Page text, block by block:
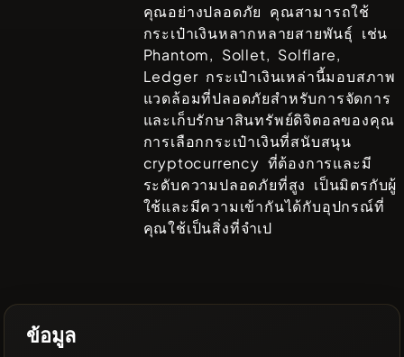
คุณอย่างปลอดภัย คุณสามารถใช้
กระเป๋าเงินหลากหลายสายพันธ์ุ เช่น
Phantom, Sollet, Solflare,
Ledgerกระเป๋าเงินเหล่านี้มอบสภาพ
แวดล้อมที่ปลอดภัยสำหรับการจัดการ
และเก็บรักษาสินทรัพย์ดิจิตอลของคุณ
การเลือกกระเป๋าเงินที่สนับสนุน
cryptocurrency ที่ต้องการและมี
ระดับความปลอดภัยที่สูง เป็นมิตรกับผู้
ใช้และมีความเข้ากันได้กับอุปกรณ์ที่
คุณใช้เป็นสิ่งที่จำเป
ข้อมูล